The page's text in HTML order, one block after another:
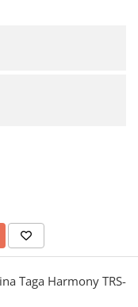
Taga Harmony TRS-